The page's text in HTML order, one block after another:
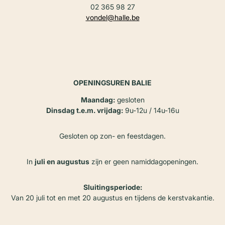
02 365 98 27
vondel@halle.be
OPENINGSUREN BALIE
Maandag:gesloten
Dinsdag t.e.m. vrijdag:9u-12u / 14u-16u
Gesloten op zon- en feestdagen.
In juli en augustus zijn er geen namiddagopeningen.
Sluitingsperiode:
Van 20 juli tot en met 20 augustus en tijdens de kerstvakantie.